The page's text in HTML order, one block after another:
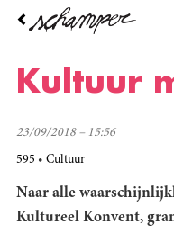
Overslaan
inhoud Kultuur
23/09/2018 – 15:56
595 Cultuur
Naar alle
Kultureel Konvent,